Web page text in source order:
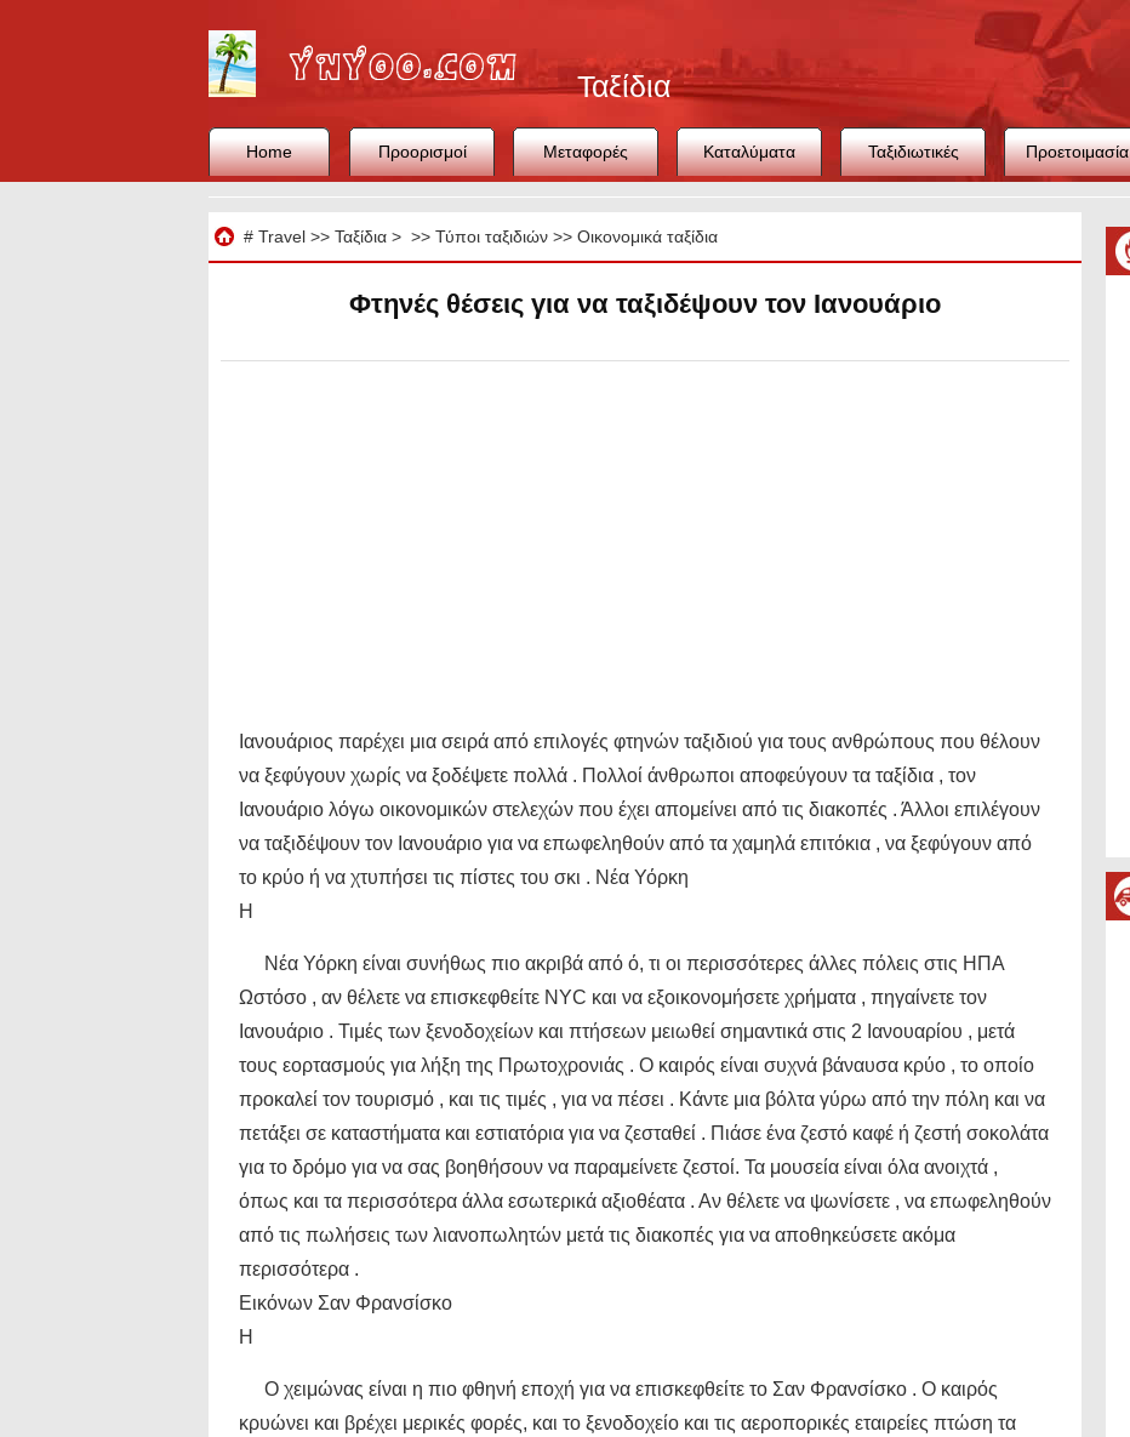
Ταξίδια
Home Προορισμοί Μεταφορές Καταλύματα Ταξιδιωτικές Προετοιμασία
# Travel>> Ταξίδια> >> Τύποι ταξιδιών>> Οικονομικά ταξίδια
Φτηνές θέσεις για να ταξιδέψουν τον Ιανουάριο
Ιανουάριος παρέχει μια σειρά από επιλογές φτηνών ταξιδιού για τους ανθρώπους που θέλουν
να ξεφύγουν χωρίς να ξοδέψετε πολλά . Πολλοί άνθρωποι αποφεύγουν τα ταξίδια , τον
Ιανουάριο λόγω οικονομικών στελεχών που έχει απομείνει από τις διακοπές . Άλλοι επιλέγουν
να ταξιδέψουν τον Ιανουάριο για να επωφεληθούν από τα χαμηλά επιτόκια , να ξεφύγουν από
το κρύο ή να χτυπήσει τις πίστες του σκι . Νέα Υόρκη
Η
Νέα Υόρκη είναι συνήθως πιο ακριβά από ό, τι οι περισσότερες άλλες πόλεις στις ΗΠΑ
Ωστόσο , αν θέλετε να επισκεφθείτε NYC και να εξοικονομήσετε χρήματα , πηγαίνετε τον
Ιανουάριο . Τιμές των ξενοδοχείων και πτήσεων μειωθεί σημαντικά στις 2 Ιανουαρίου , μετά
τους εορτασμούς για λήξη της Πρωτοχρονιάς . Ο καιρός είναι συχνά βάναυσα κρύο , το οποίο
προκαλεί τον τουρισμό , και τις τιμές , για να πέσει . Κάντε μια βόλτα γύρω από την πόλη και να
πετάξει σε καταστήματα και εστιατόρια για να ζεσταθεί . Πιάσε ένα ζεστό καφέ ή ζεστή σοκολάτα
για το δρόμο για να σας βοηθήσουν να παραμείνετε ζεστοί. Τα μουσεία είναι όλα ανοιχτά ,
όπως και τα περισσότερα άλλα εσωτερικά αξιοθέατα . Αν θέλετε να ψωνίσετε , να επωφεληθούν
από τις πωλήσεις των λιανοπωλητών μετά τις διακοπές για να αποθηκεύσετε ακόμα
περισσότερα .
Εικόνων Σαν Φρανσίσκο
Η
Ο χειμώνας είναι η πιο φθηνή εποχή για να επισκεφθείτε το Σαν Φρανσίσκο . Ο καιρός
κρυώνει και βρέχει μερικές φορές, και το ξενοδοχείο και τις αεροπορικές εταιρείες πτώση τα